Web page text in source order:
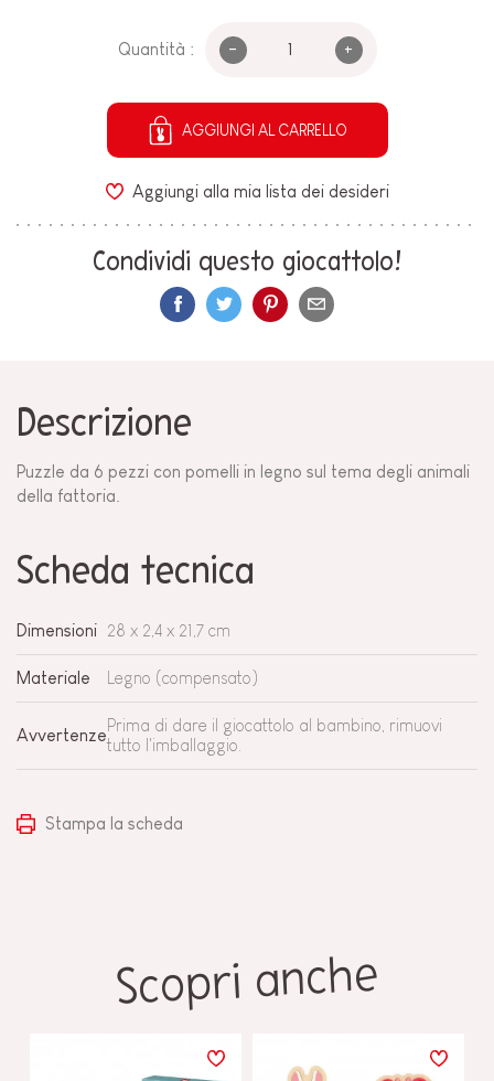
Quantità : - +
AGGIUNGI AL CARRELLO
Aggiungi alla mia lista dei desideri
Condividi questo giocattolo!
Descrizione
Puzzle da 6 pezzi con pomelli in legno sul tema degli animali
della fattoria.
Scheda tecnica
Dimensioni 28 x 2,4 x 21,7 cm
Materiale Legno (compensato)
Avvertenze
Prima di dare il giocattolo al bambino, rimuovi
tutto l'imballaggio.
Stampa la scheda
Scopri anche